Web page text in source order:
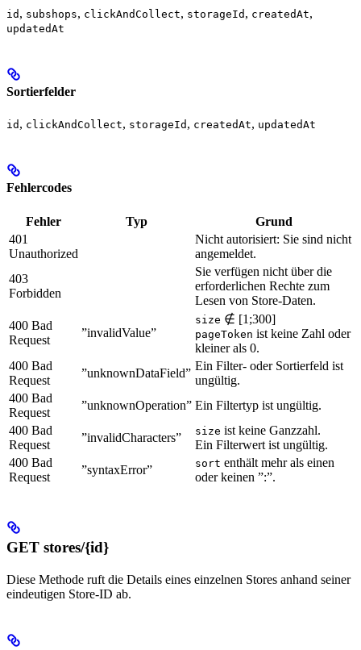
id , subshops, clickAndCollect, storageId , createdAt,
updatedAt
Sortierfelder
id , clickAndCollect, storageId , createdAt, updatedAt
Fehlercodes
Fehler Typ
Grund
401
Unauthorized
Nicht autorisiert: Sie sind nicht
angemeldet.
403
Forbidden
Sie verfügen nicht über die
erforderlichen Rechte zum
Lesen von Store-Daten.
400 Bad
Request
”invalidValue”
size ∉ [1;300]
pageToken ist keine Zahl oder
kleiner als 0.
400 Bad
Request
”unknownDataField”
Ein Filter- oder Sortierfeld ist
ungültig.
400 Bad
Request
”unknownOperation” Ein Filtertyp ist ungültig.
400 Bad
Request
”invalidCharacters” size ist keine Ganzzahl.
Ein Filterwert ist ungültig.
400 Bad
Request
”syntaxError” sort enthält mehr als einen
oder keinen ”:”.
GET stores/{id}
Diese Methode ruft die Details eines einzelnen Stores anhand seiner
eindeutigen Store-ID ab.